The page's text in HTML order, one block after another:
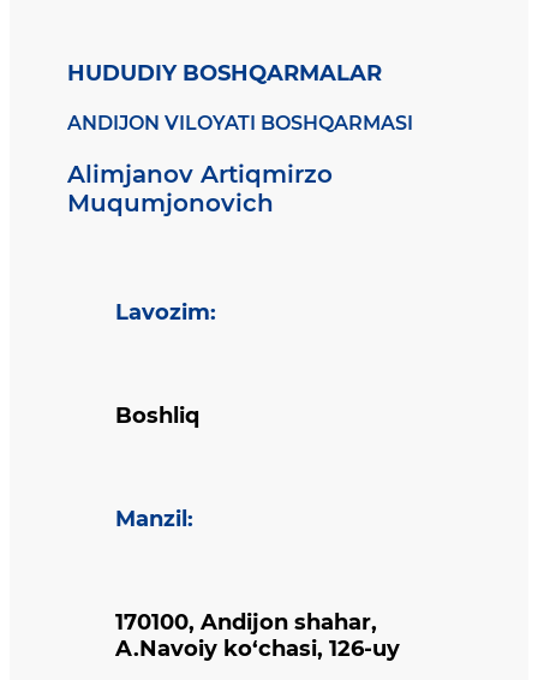
HUDUDIY BOSHQARMALAR
ANDIJON VILOYATI BOSHQARMASI
Alimjanov Artiqmirzo
Muqumjonovich
Lavozim:
Boshliq
Manzil :
170100, Andijon shahar,
A.Navoiy ko‘chasi, 126-uy